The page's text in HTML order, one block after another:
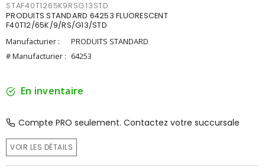
STAF40T1265K9RSG13STD
PRODUITS STANDARD 64253 FLUORESCENT
F40T12/65K/9/RS/G13/STD
Manufacturier :
PRODUITS STANDARD
# Manufacturier : 64253
En inventaire
Compte PRO seulement. Contactez votre succursale
VOIR LES DÉTAILS